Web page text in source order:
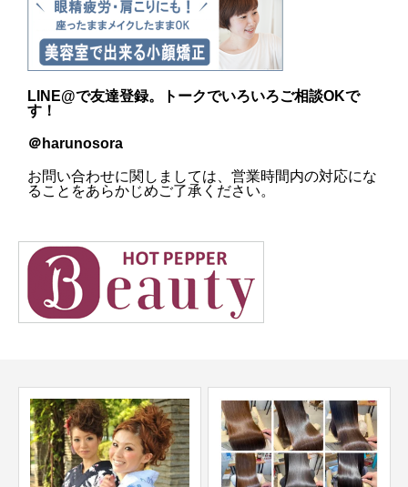
LINE@で友達登録。トークでいろいろご相談OKで
す！
＠harunosora
お問い合わせに関しましては、営業時間内の対応にな
ることをあらかじめご了承ください。